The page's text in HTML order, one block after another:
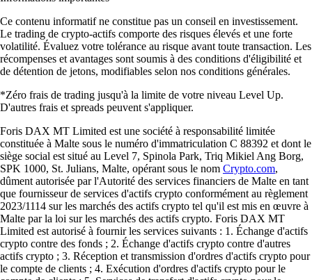
Ce contenu informatif ne constitue pas un conseil en investissement.
Le trading de crypto-actifs comporte des risques élevés et une forte
volatilité. Évaluez votre tolérance au risque avant toute transaction. Les
récompenses et avantages sont soumis à des conditions d'éligibilité et
de détention de jetons, modifiables selon nos conditions générales.
*Zéro frais de trading jusqu'à la limite de votre niveau Level Up.
D'autres frais et spreads peuvent s'appliquer.
Foris DAX MT Limited est une société à responsabilité limitée
constituée à Malte sous le numéro d'immatriculation C 88392 et dont le
siège social est situé au Level 7, Spinola Park, Triq Mikiel Ang Borg,
SPK 1000, St. Julians, Malte, opérant sous le nom Crypto.com,
dûment autorisée par l'Autorité des services financiers de Malte en tant
que fournisseur de services d'actifs crypto conformément au règlement
2023/1114 sur les marchés des actifs crypto tel qu'il est mis en œuvre à
Malte par la loi sur les marchés des actifs crypto. Foris DAX MT
Limited est autorisé à fournir les services suivants : 1. Échange d'actifs
crypto contre des fonds ; 2. Échange d'actifs crypto contre d'autres
actifs crypto ; 3. Réception et transmission d'ordres d'actifs crypto pour
le compte de clients ; 4. Exécution d'ordres d'actifs crypto pour le